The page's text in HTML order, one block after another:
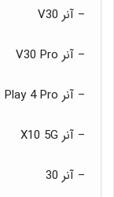
– آنر V30
– آنر V30 Pro
– آنر Play 4 Pro
– آنر X10 5G
– آنر 30